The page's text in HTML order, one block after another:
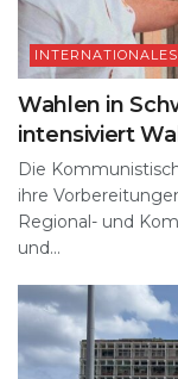
INTERNATIONALES
Wahlen in
intensiviert
Die
ihre
Regional- und
und...